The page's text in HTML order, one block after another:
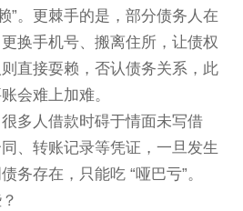
”。更棘手的是，部分债务人在
换手机号、搬离住所，让债权
直接耍赖，否认债务关系，此
会难上加难。
很多人借款时碍于情面未写借
、转账记录等凭证，一旦发生
务存在，只能吃 “哑巴亏”。